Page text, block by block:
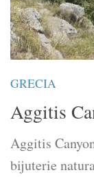
GRECIA
Aggitis
Aggitis
bijuterie